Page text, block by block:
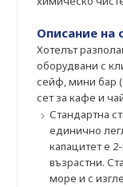
Описание на
Хотелът
оборудвани с
сейф, мини бар
сет за кафе и
Стандартна
единично
капацитет е
възрастни.
море и с